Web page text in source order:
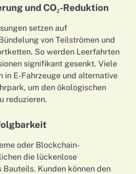
und CO₂-Reduktion
setzen auf
von Teilströmen und
So werden Leerfahrten
signifikant gesenkt. Viele
in E-Fahrzeuge und alternative
um den ökologischen
reduzieren.
oder Blockchain-
die lückenlose
Bauteils. Kunden können den